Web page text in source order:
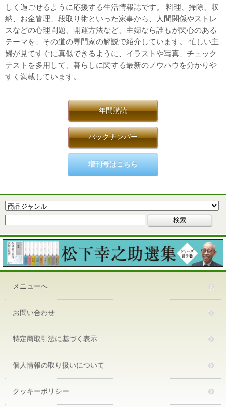
しく過ごせるように応援する生活情報誌です。 料理、掃除、収
納、お金管理、段取り術といった家事から、人間関係やストレ
スなどの心理問題、開運方法など、主婦なら誰もが関心のある
テーマを、その道の専門家の解説で紹介しています。 忙しい主
婦が見てすぐに真似できるように、イラストや写真、チェック
テストを多用して、暮らしに関する最新のノウハウを分かりや
すく満載しています。
年間購読
バックナンバー
増刊号はこちら
メニューへ
お問い合わせ
特定商取引法に基づく表示
個人情報の取り扱いについて
クッキーポリシー